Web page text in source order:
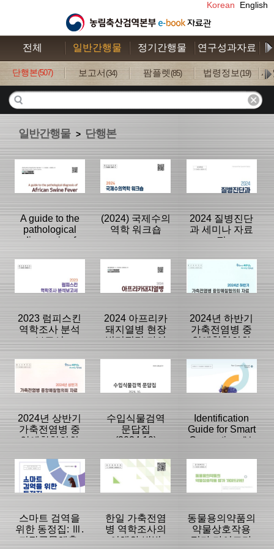
Korean English
전체 일반간행물 정기간행물 연구성과자료
단행본(507) 보고서 (34) 팜플렛 (85) 법령정보(19) 사
일반간행물 > 단행본
A guide to the
pathological
diagnosis of
Fever
분류명 : 단행본
|
2024/12/16
(2024) 국제수의
역학 워크숍
분류명 : 단행본
|
2025/11/12
2024 질병진단
과 세미나 자료
집
분류명 : 단행본
2024/12/11
2023 럼피스킨
역학조사 분석
보고서
분류명 : 단행본
2024/11/19
2024 아프리카
돼지열병 현장
병리진단 가이
드북
분류명 : 단행본
|
2024/11/11
2024년 하반기
가축전염병 중
앙예찰협의회
자료
분류명 : 단행본
|
2024/11/07
2024년 상반기
가축전염병 중
앙예찰협의회
분류명 : 단행본
수입식물검역
문답집
(2024.10)
분류명 : 단행본
|
Identification
Guide for Smart
Quarantine: Ⅳ.
pests-
Coleoptera
분류명 : 단행본
|
스마트 검역을
위한 동정집: Ⅲ.
저장곡물해충-
한일 가축전염
병 역학조사의
이해와 방법
동물용의약품의
약물상호작용
평가 가이드라